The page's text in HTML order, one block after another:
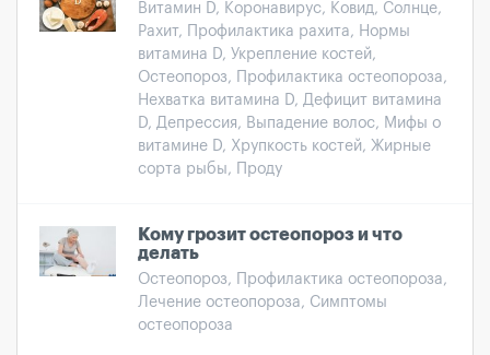
Витамин D, Коронавирус, Ковид, Солнце,
Рахит, Профилактика рахита, Нормы
витамина D, Укрепление костей,
Остеопороз, Профилактика остеопороза,
Нехватка витамина D, Дефицит витамина
D, Депрессия, Выпадение волос, Мифы о
витамине D, Хрупкость костей, Жирные
сорта рыбы, Проду
Кому грозит остеопороз и что
делать
Остеопороз, Профилактика остеопороза,
Лечение остеопороза, Симптомы
остеопороза